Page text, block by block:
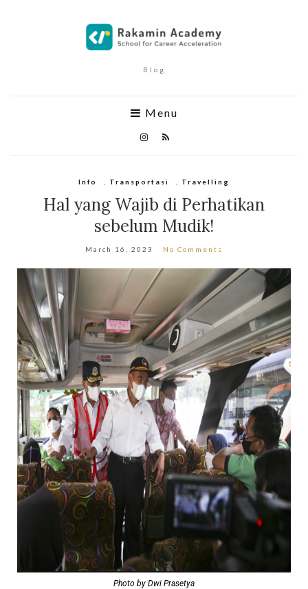
Blog
Menu
Info Transportasi Travelling
Hal yang Wajib di Perhatikan
sebelum Mudik!
March 16, 2023 No Comments
Photo by Dwi Prasetya